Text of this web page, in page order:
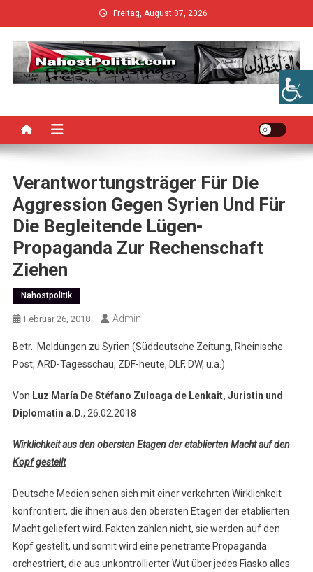
to
content
Freitag, August 07, 2026
Verantwortungsträger Für Die
Aggression Gegen Syrien Und Für
Die Begleitende Lügen-
Propaganda Zur Rechenschaft
Ziehen
Nahostpolitik
Februar 26, 2018 Admin
Betr.: Meldungen zu Syrien (Süddeutsche Zeitung, Rheinische
Post, ARD-Tagesschau, ZDF-heute, DLF, DW, u.a.)
Von Luz María De Stéfano Zuloaga de Lenkait, Juristin und
Diplomatin a.D., 26.02.2018
Wirklichkeit aus den obersten Etagen der etablierten Macht auf den
Kopf gestellt
Deutsche Medien sehen sich mit einer verkehrten Wirklichkeit
konfrontiert, die ihnen aus den obersten Etagen der etablierten
Macht geliefert wird. Fakten zählen nicht, sie werden auf den
Kopf gestellt, und somit wird eine penetrante Propaganda
orchestriert, die aus unkontrollierter Wut über jedes Fiasko alles